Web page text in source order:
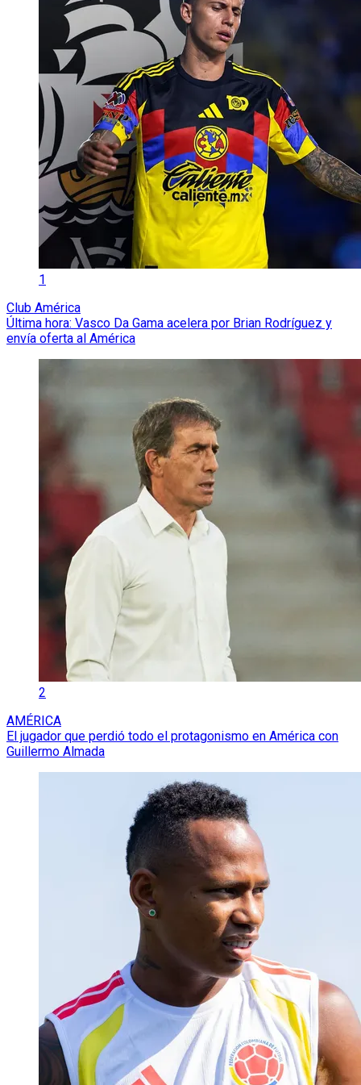
1
Club América
Última hora: Vasco Da Gama acelera por Brian Rodríguez y
envía oferta al América
2
AMÉRICA
El jugador que perdió todo el protagonismo en América con
Guillermo Almada